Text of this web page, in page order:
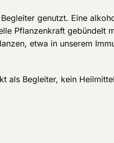
genutzt. Eine
Pflanzenkraft gebündelt
etwa in unserem
als Begleiter, kein